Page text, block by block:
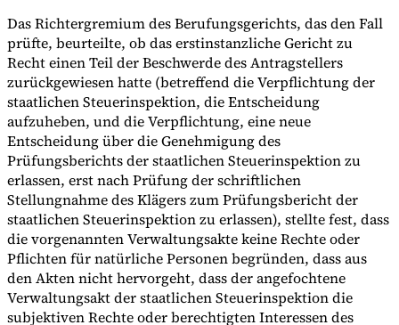
Das Richtergremium des Berufungsgerichts, das den Fall
prüfte, beurteilte, ob das erstinstanzliche Gericht zu
Recht einen Teil der Beschwerde des Antragstellers
zurückgewiesen hatte (betreffend die Verpflichtung der
staatlichen Steuerinspektion, die Entscheidung
aufzuheben, und die Verpflichtung, eine neue
Entscheidung über die Genehmigung des
Prüfungsberichts der staatlichen Steuerinspektion zu
erlassen, erst nach Prüfung der schriftlichen
Stellungnahme des Klägers zum Prüfungsbericht der
staatlichen Steuerinspektion zu erlassen), stellte fest, dass
die vorgenannten Verwaltungsakte keine Rechte oder
Pflichten für natürliche Personen begründen, dass aus
den Akten nicht hervorgeht, dass der angefochtene
Verwaltungsakt der staatlichen Steuerinspektion die
subjektiven Rechte oder berechtigten Interessen des